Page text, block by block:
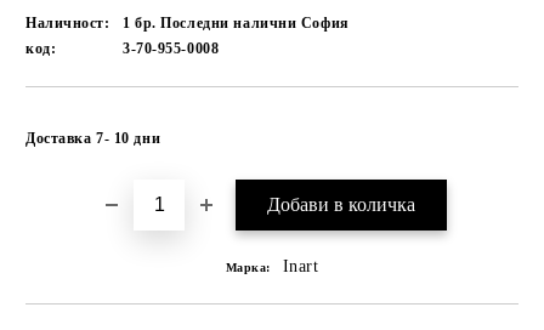
Наличност:
1 бр. Последни налични София
код:
3-70-955-0008
Доставка 7- 10 дни
Марка: Inart